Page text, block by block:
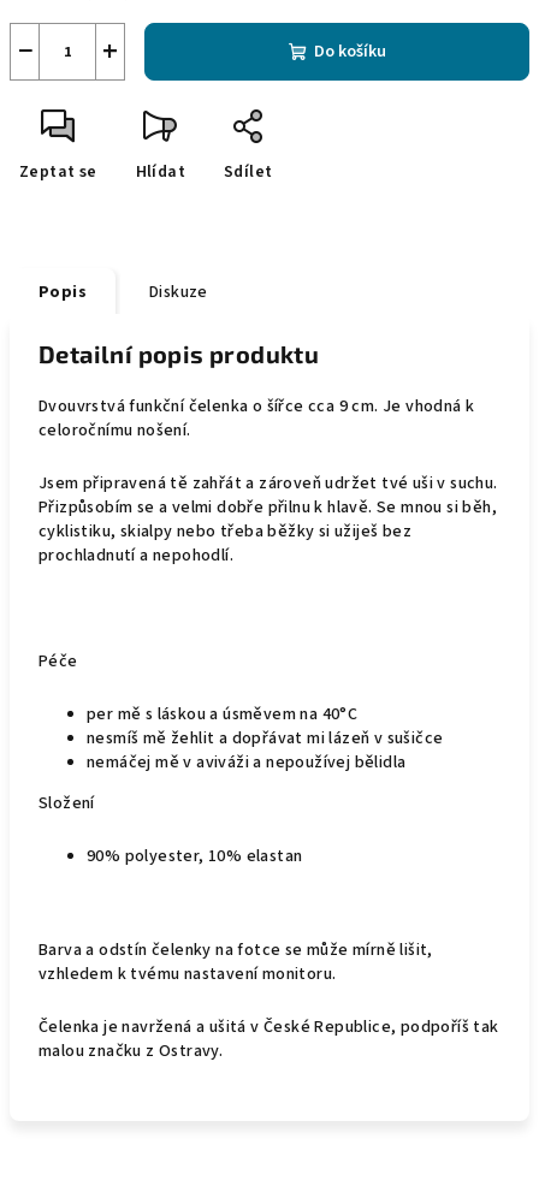
+
− Do košíku
Zeptat se Hlídat Sdílet
Popis Diskuze
Detailní popis produktu
Dvouvrstvá funkční čelenka o šířce cca 9 cm. Je vhodná k
celoročnímu nošení.
Jsem připravená tě zahřát a zároveň udržet tvé uši v suchu.
Přizpůsobím se a velmi dobře přilnu k hlavě. Se mnou si běh,
cyklistiku, skialpy nebo třeba běžky si užiješ bez
prochladnutí a nepohodlí.
Péče
per mě s láskou a úsměvem na 40°C
nesmíš mě žehlit a dopřávat mi lázeň v sušičce
nemáčej mě v aviváži a nepoužívej bělidla
Složení
90% polyester, 10% elastan
Barva a odstín čelenky na fotce se může mírně lišit,
vzhledem k tvému nastavení monitoru.
Čelenka je navržená a ušitá v České Republice, podpoříš tak
malou značku z Ostravy.